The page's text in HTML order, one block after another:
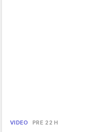
VIDEO PRE 22 H